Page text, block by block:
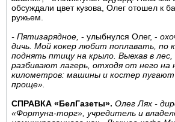
обсуждали цвет кузова, Олег отошел к
ружьем.
- Пятизарядное, - улыбнулся Олег, -
дичь. Мой кокер любит поплавать, по
поднять птицу на крыло. Выехав в
разбивают лагерь, отходя от него на
километров: машины и костер
проще».
СПРАВКА «БелГазеты». Олег Лях -
«Фортуна-торг», учредитель и